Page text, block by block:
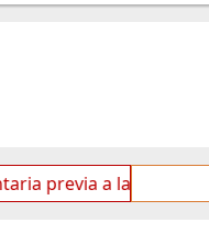
a la 5.ª Sesión Ordinaria